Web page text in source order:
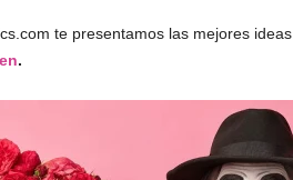
te presentamos las mejores ideas
.